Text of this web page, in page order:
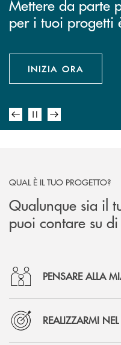
Festa del Socio
SCOPRI DI PIÙ
Mettere da parte
per i tuoi progetti
INIZIA ORA
Oggi si dice
la cosa giusta.
SEGUENTE
SCOPRI COME
Scopri il conto
Inbank e carta di
ottieni esclusivi
SCOPRI DI PIÙ
Prestipay FIVE:
momento giusto
SCOPRI DI PIÙ
QUAL È IL TUO PROGETTO?
Qualunque sia il
puoi contare su
PENSARE ALLA
REALIZZARMI